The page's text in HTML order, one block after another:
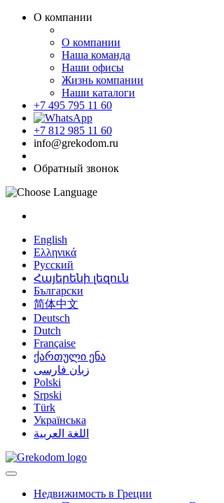
О компании
О компании
Наша команда
Наши офисы
Жизнь компании
Наши каталоги
+7 495 795 11 60
+7 812 985 11 60
info@grekodom.ru
Обратный звонок
English
Ελληνικά
Русский
Հայերենի լեզուն
Български
简体中文
Deutsch
Dutch
Française
ქართული ენა
زبان فارسی
Polski
Srpski
Türk
Українська
اللغة العربية
Недвижимость в Греции